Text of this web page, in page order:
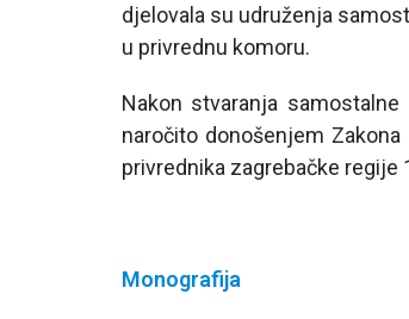
djelovala su udruženja
u privrednu komoru.
Nakon stvaranja
naročito donošenjem
privrednika zagrebačke regije
Monografija